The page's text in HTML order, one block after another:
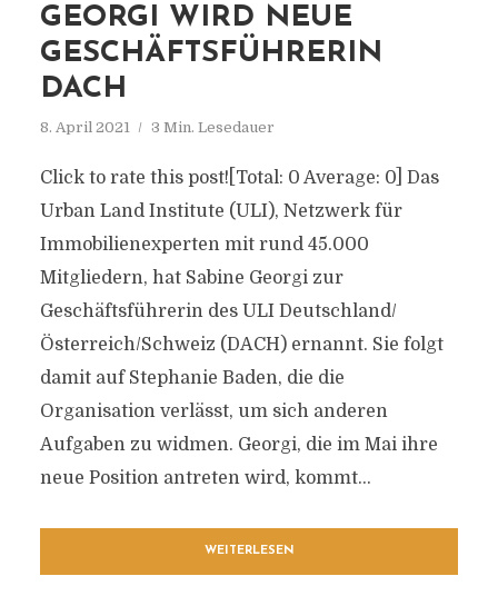
GEORGI WIRD NEUE
GESCHÄFTSFÜHRERIN
DACH
8. April 2021 3 Min. Lesedauer
Click to rate this post![Total: 0 Average: 0] Das
Urban Land Institute (ULI), Netzwerk für
Immobilienexperten mit rund 45.000
Mitgliedern, hat Sabine Georgi zur
Geschäftsführerin des ULI Deutschland/
Österreich/Schweiz (DACH) ernannt. Sie folgt
damit auf Stephanie Baden, die die
Organisation verlässt, um sich anderen
Aufgaben zu widmen. Georgi, die im Mai ihre
neue Position antreten wird, kommt...
WEITERLESEN